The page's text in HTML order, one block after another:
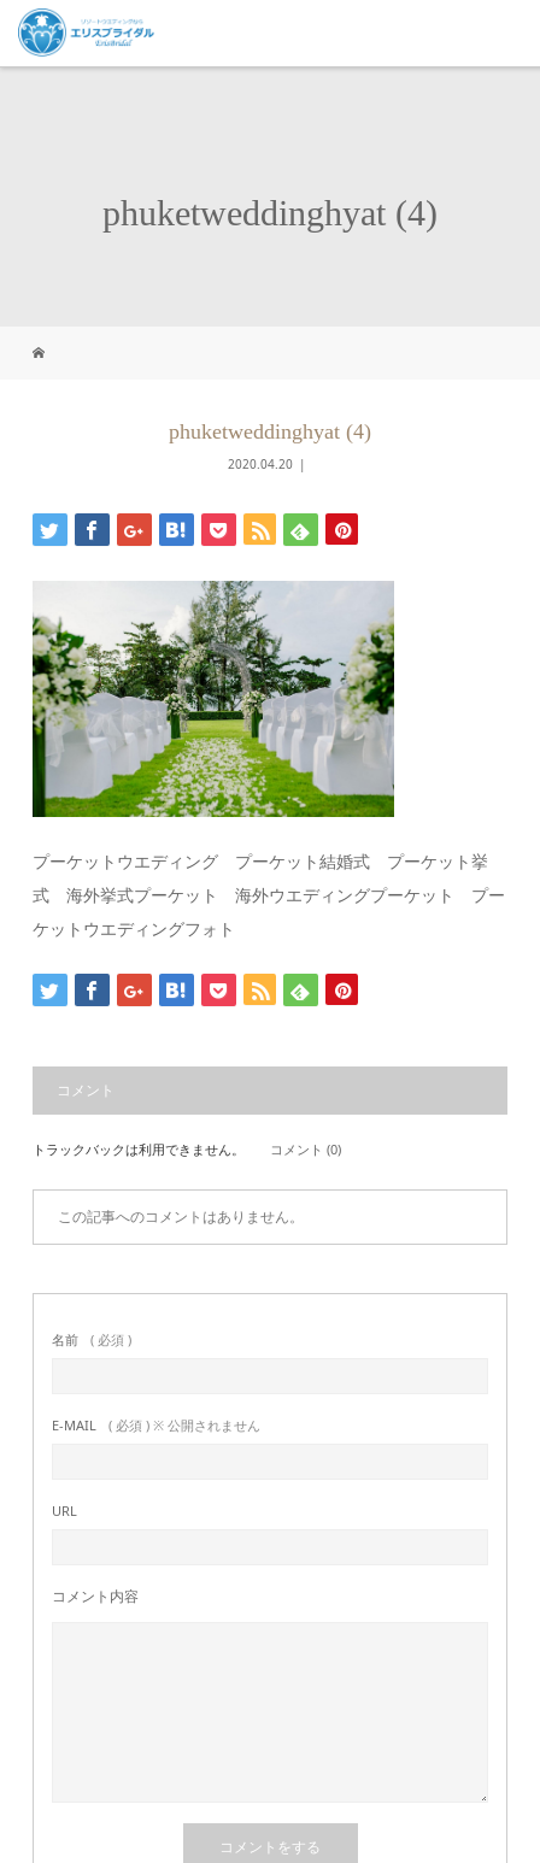
phuketweddinghyat (4)
phuketweddinghyat (4)
2020.04.20
プーケットウエディング プーケット結婚式 プーケット挙
式 海外挙式プーケット 海外ウエディングプーケット プー
ケットウエディングフォト
コメント
トラックバックは利用できません。 コメント (0)
この記事へのコメントはありません。
名前 ( 必須 )
E-MAIL ( 必須 ) ※ 公開されません
URL
コメント内容